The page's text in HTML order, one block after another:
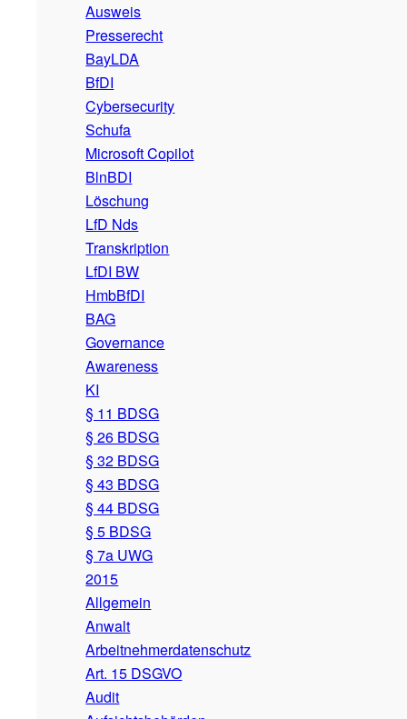
Ausweis
Presserecht
BayLDA
BfDI
Cybersecurity
Schufa
Microsoft Copilot
BlnBDI
Löschung
LfD Nds
Transkription
LfDI BW
HmbBfDI
BAG
Governance
Awareness
KI
§ 11 BDSG
§ 26 BDSG
§ 32 BDSG
§ 43 BDSG
§ 44 BDSG
§ 5 BDSG
§ 7a UWG
2015
Allgemein
Anwalt
Arbeitnehmerdatenschutz
Art. 15 DSGVO
Audit